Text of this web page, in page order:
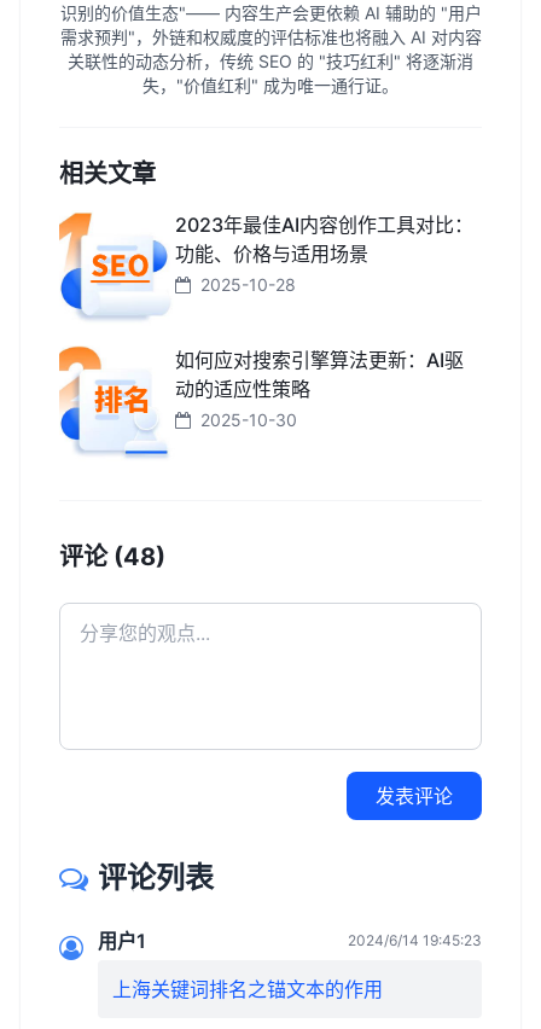
识别的价值生态"—— 内容生产会更依赖 AI 辅助的 "用户
需求预判"，外链和权威度的评估标准也将融入 AI 对内容
关联性的动态分析，传统 SEO 的 "技巧红利" 将逐渐消
失，"价值红利" 成为唯一通行证。
相关文章
2023年最佳AI内容创作工具对比：
功能、价格与适用场景
2025-10-28
如何应对搜索引擎算法更新：AI驱
动的适应性策略
2025-10-30
评论 (48)
发表评论
评论列表
用户1 2024/6/14 19:45:23
上海关键词排名之锚文本的作用